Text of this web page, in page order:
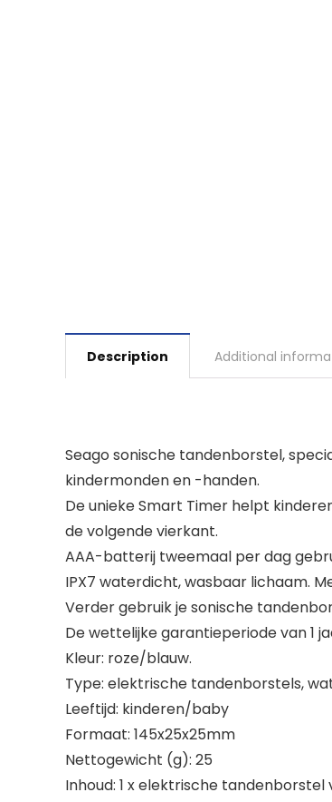
Description Additional
Seago sonische tandenborstel,
kindermonden en -handen.
De unieke Smart Timer helpt
de volgende vierkant.
AAA-batterij tweemaal per dag
IPX7 waterdicht, wasbaar lichaam.
Verder gebruik je sonische
De wettelijke garantieperiode van 1
Kleur: roze/blauw.
Type: elektrische tandenborstels,
Leeftijd: kinderen/baby
Formaat: 145x25x25mm
Nettogewicht (g): 25
Inhoud: 1 x elektrische